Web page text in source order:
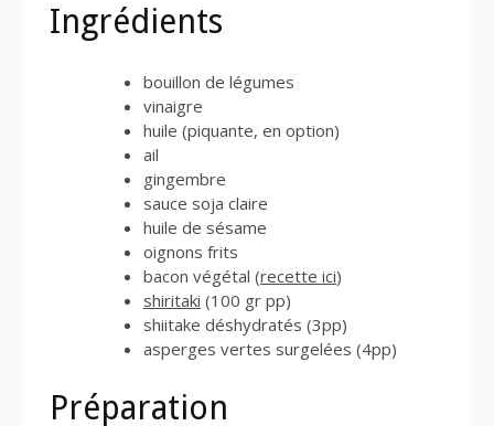
Ingrédients
bouillon de légumes
vinaigre
huile (piquante, en option)
ail
gingembre
sauce soja claire
huile de sésame
oignons frits
bacon végétal (recette ici)
shiritaki (100 gr pp)
shiitake déshydratés (3pp)
asperges vertes surgelées (4pp)
Préparation